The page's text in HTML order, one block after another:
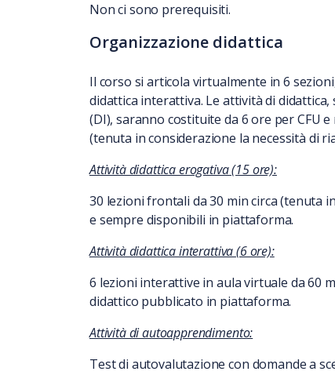
Non ci sono prerequisiti.
Organizzazione didattica
Il corso si articola virtualmente in 6
didattica interattiva. Le attività di
(DI), saranno costituite da 6 ore per CFU
(tenuta in considerazione la necessità di
Attività didattica erogativa (15 ore):
30 lezioni frontali da 30 min circa (tenuta
e sempre disponibili in piattaforma.
Attività didattica interattiva (6 ore):
6 lezioni interattive in aula virtuale da 60
didattico pubblicato in piattaforma.
Attività di autoapprendimento:
Test di autovalutazione con domande a